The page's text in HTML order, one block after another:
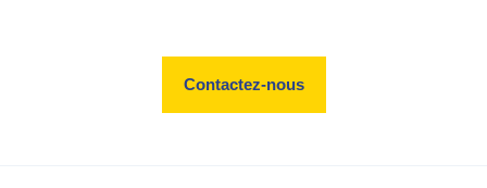
Contactez-nous